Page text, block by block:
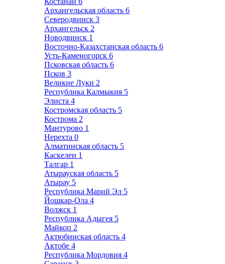
Архангельская область 6
Северодвинск 3
Архангельск 2
Новодвинск 1
Восточно-Казахстанская область 6
Усть-Каменогорск 6
Псковская область 6
Псков 3
Великие Луки 2
Республика Калмыкия 5
Элиста 4
Костромская область 5
Кострома 2
Мантурово 1
Нерехта 0
Алматинская область 5
Каскелен 1
Талгар 1
Атырауская область 5
Атырау 5
Республика Марий Эл 5
Йошкар-Ола 4
Волжск 1
Республика Адыгея 5
Майкоп 2
Актюбинская область 4
Актобе 4
Республика Мордовия 4